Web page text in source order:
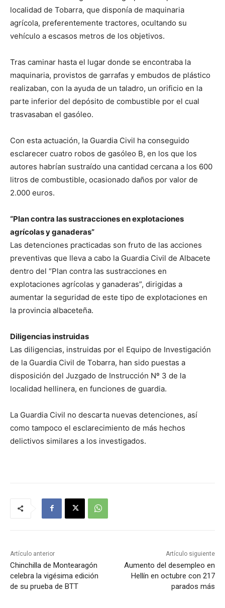
localidad de Tobarra, que disponía de maquinaria
agrícola, preferentemente tractores, ocultando su
vehículo a escasos metros de los objetivos.
Tras caminar hasta el lugar donde se encontraba la
maquinaria, provistos de garrafas y embudos de plástico
realizaban, con la ayuda de un taladro, un orificio en la
parte inferior del depósito de combustible por el cual
trasvasaban el gasóleo.
Con esta actuación, la Guardia Civil ha conseguido
esclarecer cuatro robos de gasóleo B, en los que los
autores habrían sustraído una cantidad cercana a los 600
litros de combustible, ocasionado daños por valor de
2.000 euros.
“Plan contra las sustracciones en explotaciones
agrícolas y ganaderas”
Las detenciones practicadas son fruto de las acciones
preventivas que lleva a cabo la Guardia Civil de Albacete
dentro del “Plan contra las sustracciones en
explotaciones agrícolas y ganaderas”, dirigidas a
aumentar la seguridad de este tipo de explotaciones en
la provincia albaceteña.
Diligencias instruidas
Las diligencias, instruidas por el Equipo de Investigación
de la Guardia Civil de Tobarra, han sido puestas a
disposición del Juzgado de Instrucción Nº 3 de la
localidad hellinera, en funciones de guardia.
La Guardia Civil no descarta nuevas detenciones, así
como tampoco el esclarecimiento de más hechos
delictivos similares a los investigados.
Artículo anterior
Chinchilla de Montearagón
celebra la vigésima edición
de su prueba de BTT
Artículo siguiente
Aumento del desempleo en
Hellín en octubre con 217
parados más